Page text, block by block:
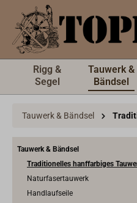
springen
Rigg &
Segel
Tauwerk &
Bändsel
Tauwerk & Bändsel
Tauwerk & Bändsel
Traditionelles hanffarbiges
Naturfasertauwerk
Handlaufseile